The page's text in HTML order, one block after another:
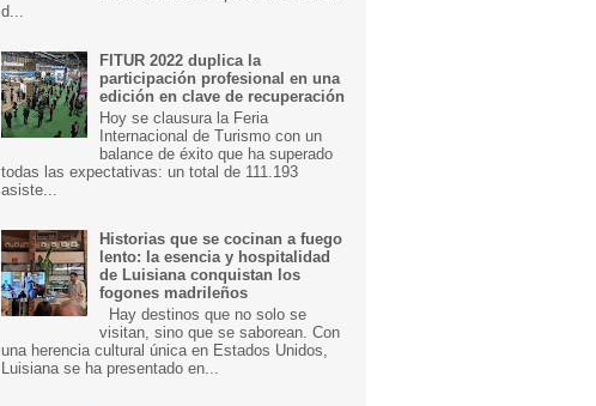
d...
FITUR 2022 duplica la
participación profesional en una
edición en clave de recuperación
Hoy se clausura la Feria
Internacional de Turismo con un
balance de éxito que ha superado
todas las expectativas: un total de 111.193
asiste...
Historias que se cocinan a fuego
lento: la esencia y hospitalidad
de Luisiana conquistan los
fogones madrileños
Hay destinos que no solo se
visitan, sino que se saborean. Con
una herencia cultural única en Estados Unidos,
Luisiana se ha presentado en...